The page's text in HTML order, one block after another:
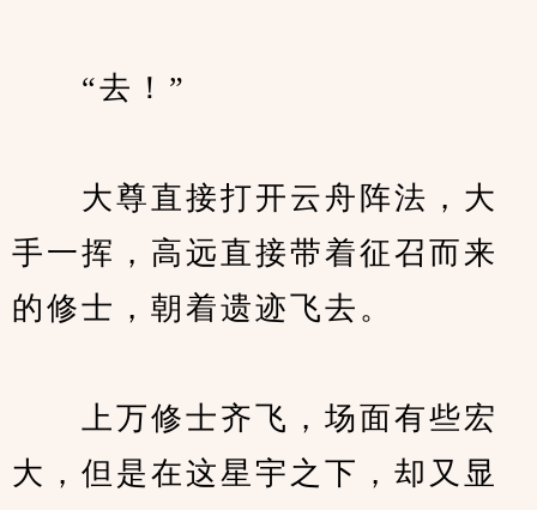
“去！”
大尊直接打开云舟阵法，大
手一挥，高远直接带着征召而来
的修士，朝着遗迹飞去。
上万修士齐飞，场面有些宏
大，但是在这星宇之下，却又显